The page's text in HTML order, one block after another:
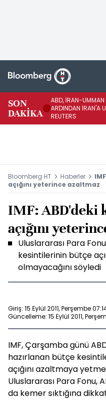
SON
DAKİKA
ABD, İRAN-UMMAN
ARDINDAN İRAN'A
REUTERS
Bloomberg HT Haberler
açığını yeterince azaltmaz
IMF: ABD'deki
açığını
Uluslararası Para
kesintilerinin bütçe
olmayacağını söyledi
Giriş: 15 Eylül 2011, Perşembe
Güncelleme: 15 Eylül 2011,
IMF, Çarşamba günü
hazırlanan bütçe
açığını azaltmaya
Uluslararası Para Fonu,
da kemer sıktığına